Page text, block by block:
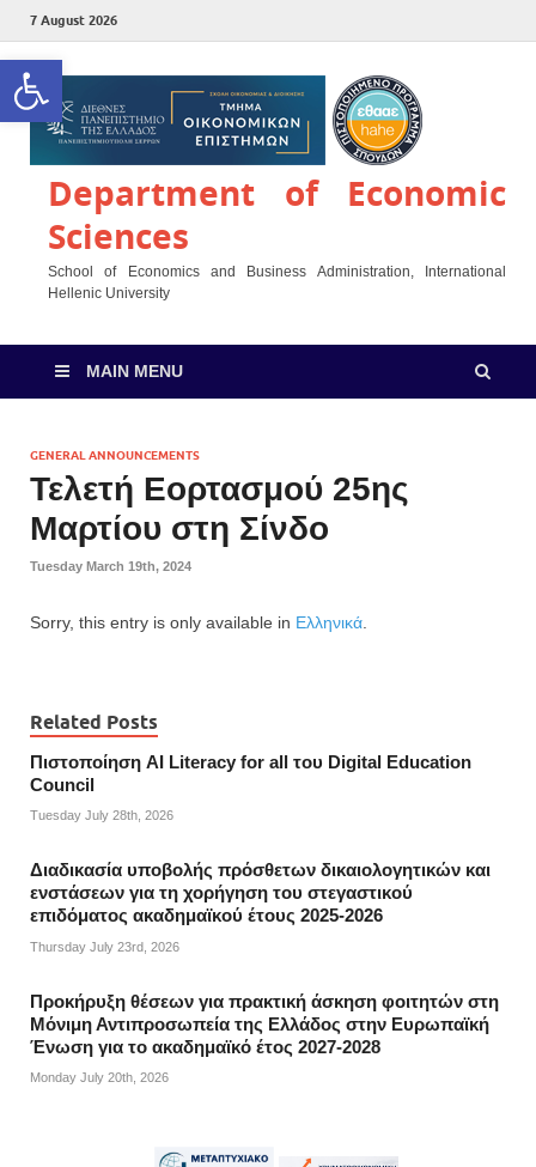
Open toolbar
7 August 2026
Department of Economic
Sciences
School of Economics and Business Administration, International
Hellenic University
MAIN MENU
GENERAL ANNOUNCEMENTS
Τελετή Εορτασμού 25ης
Μαρτίου στη Σίνδο
Tuesday March 19th, 2024
Sorry, this entry is only available in Ελληνικά
Related Posts
Πιστοποίηση AI Literacy for all του Digital Education
Council
Tuesday July 28th, 2026
Διαδικασία υποβολής πρόσθετων δικαιολογητικών και
ενστάσεων για τη χορήγηση του στεγαστικού
επιδόματος ακαδημαϊκού έτους 2025-2026
Thursday July 23rd, 2026
Προκήρυξη θέσεων για πρακτική άσκηση φοιτητών στη
Μόνιμη Αντιπροσωπεία της Ελλάδος στην Ευρωπαϊκή
Ένωση για το ακαδημαϊκό έτος 2027-2028
Monday July 20th, 2026